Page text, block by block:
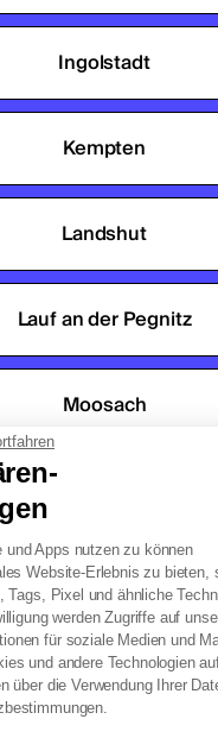
Ingolstadt
Kempten
Landshut
Lauf an der Pegnitz
Moosach
Neu-Ulm
Nürnberg
und Apps nutzen zu können
Website-Erlebnis zu bieten,
Tags, Pixel und ähnliche
werden Zugriffe auf
für soziale Medien und
und andere Technologien
über die Verwendung Ihrer